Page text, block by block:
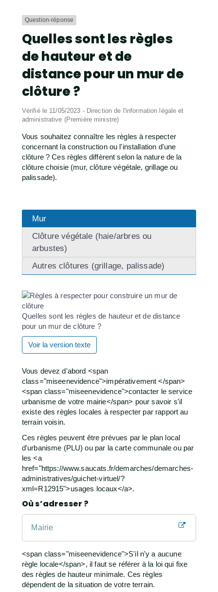
Question-réponse
Quelles sont les règles
de hauteur et de
distance pour un mur de
clôture ?
Vérifié le 11/05/2023 - Direction de l'information légale et
administrative (Première ministre)
Vous souhaitez connaître les règles à respecter
concernant la construction ou l'installation d'une
clôture ? Ces règles diffèrent selon la nature de la
clôture choisie (mur, clôture végétale, grillage ou
palissade).
Mur
Clôture végétale (haie/arbres ou
arbustes)
Autres clôtures (grillage, palissade)
Quelles sont les règles de hauteur et de distance
pour un mur de clôture ?
Voir la version texte
Vous devez d'abord <span
class="miseenevidence">impérativement </span>
<span class="miseenevidence">contacter le service
urbanisme de votre mairie</span> pour savoir s'il
existe des règles locales à respecter par rapport au
terrain voisin.
Ces règles peuvent être prévues par le plan local
d'urbanisme (PLU) ou par la carte communale ou par
les <a
href="https://www.saucats.fr/demarches/demarches-
administratives/guichet-virtuel/?
xml=R12915">usages locaux</a>.
Où s’adresser ?
Mairie
<span class="miseenevidence">S'il n'y a aucune
règle locale</span>, il faut se référer à la loi qui fixe
des règles de hauteur minimale. Ces règles
dépendent de la situation de votre terrain.